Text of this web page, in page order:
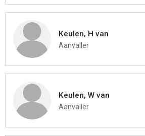
Keulen, H van
Aanvaller
Keulen, W van
Aanvaller